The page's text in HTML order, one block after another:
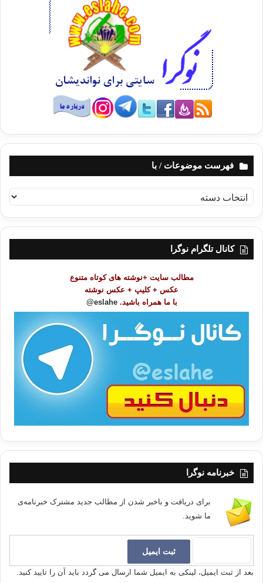
فهرست موضوعات / با
ه
ر
کانال تلگرام نوگرا
مطالب سایت +نوشته های کوتاه متنوع
عکس + کلیپ + عکس نوشته
با ما همراه باشید. eslahe@
خبرنامه نوگرا
برای دریافت و باخبر شدن از مطالب جدید مشترک خبرنامه‌ی
ما شوید.
بعد از ثبت ایمیل، لینکی به ایمیل شما ارسال می گردد باید آن را تایید کنید.